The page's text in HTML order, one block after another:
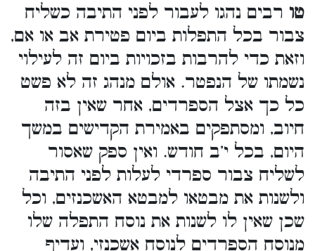
טו רבים נהגו לעבור לפני התיבה כשליח
צבור בכל התפלות ביום פטירת אב או אם,
וזאת כדי להרבות בזכויות ביום זה לעילוי
נשמתו של הנפטר. אולם מנהג זה לא פשט
כל כך אצל הספרדים, אחר שאין בזה
חיוב, ומסתפקים באמירת הקדישים במשך
היום, בכל י’ב חודש. ואין ספק שאסור
לשליח צבור ספרדי לעלות לפני התיבה
ולשנות את מבטאו למבטא האשכנזים, וכל
שכן שאין לו לשנות את נוסח התפלה שלו
מנוסח הספרדים לנוסח אשכנזי, ועדיף